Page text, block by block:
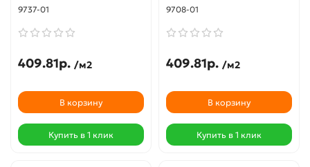
9737-01
409.81р. /м2
В корзину
Купить в 1 клик
9708-01
409.81р. /м2
В корзину
Купить в 1 клик